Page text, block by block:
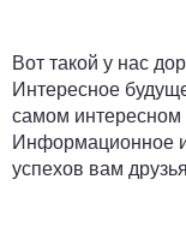
Вот такой у нас
Интересное
самом интересном
Информационное
успехов вам